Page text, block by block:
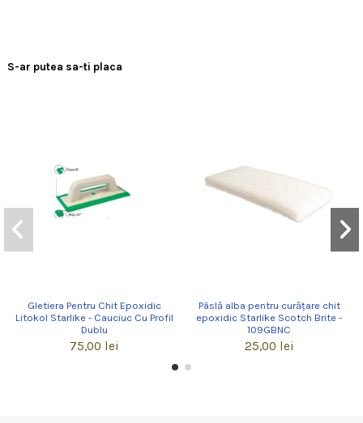
S-ar putea sa-ti placa
Gletiera Pentru Chit Epoxidic
Litokol Starlike - Cauciuc Cu Profil
Dublu
75,00 lei
Pâslă alba pentru curățare chit
epoxidic Starlike Scotch Brite -
109GBNC
25,00 lei